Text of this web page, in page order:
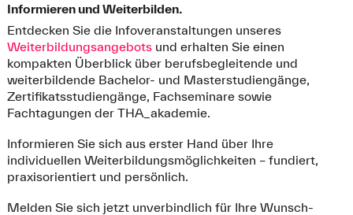
Informieren und Weiterbilden.
Entdecken Sie die Infoveranstaltungen unseres
Weiterbildungsangebots und erhalten Sie einen
kompakten Überblick über berufsbegleitende und
weiterbildende Bachelor- und Masterstudiengänge,
Zertifikatsstudiengänge, Fachseminare sowie
Fachtagungen der THA_akademie.
Informieren Sie sich aus erster Hand über Ihre
individuellen Weiterbildungsmöglichkeiten – fundiert,
praxisorientiert und persönlich.
Melden Sie sich jetzt unverbindlich für Ihre Wunsch-